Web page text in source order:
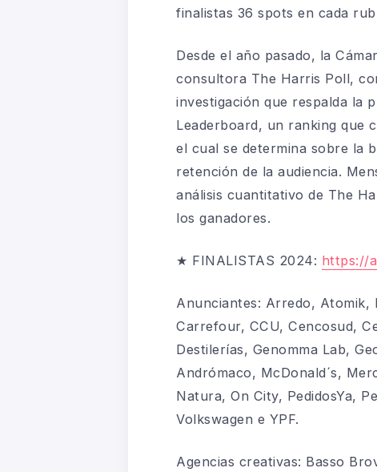
finalistas 36 spots en cada
Desde el año pasado, la
consultora The Harris Poll,
investigación que respalda la
Leaderboard, un ranking que
el cual se determina sobre la
retención de la audiencia.
análisis cuantitativo de The
los ganadores.
★ FINALISTAS 2024: https://
Anunciantes: Arredo, Atomik,
Carrefour, CCU, Cencosud,
Destilerías, Genomma Lab,
Andrómaco, McDonald´s,
Natura, On City, PedidosYa,
Volkswagen e YPF.
Agencias creativas: Basso